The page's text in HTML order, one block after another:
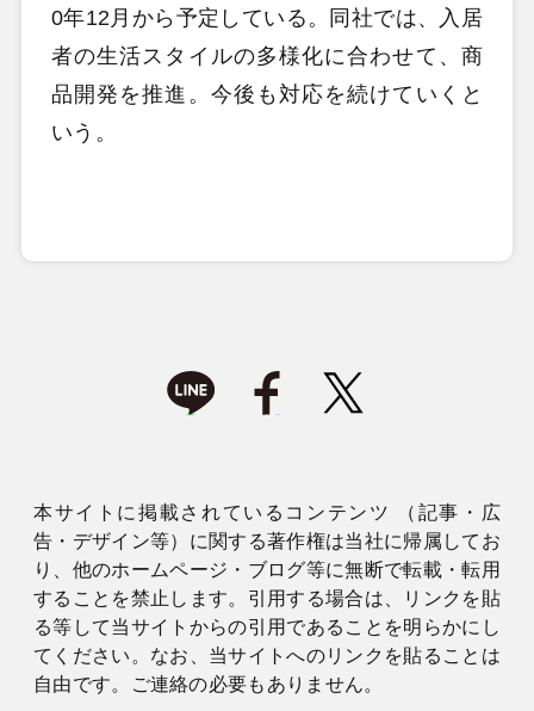
0年12月から予定している。同社では、入居
者の生活スタイルの多様化に合わせて、商
品開発を推進。今後も対応を続けていくと
いう。
本サイトに掲載されているコンテンツ （記事・広
告・デザイン等）に関する著作権は当社に帰属してお
り、他のホームページ・ブログ等に無断で転載・転用
することを禁止します。引用する場合は、リンクを貼
る等して当サイトからの引用であることを明らかにし
てください。なお、当サイトへのリンクを貼ることは
自由です。ご連絡の必要もありません。